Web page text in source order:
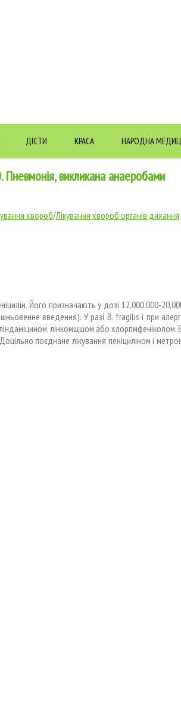
ДІЄТИ КРАСА НАРОДНА
Пневмонія, викликана анаеробами
хвороб/Лікування хвороб органів дихання
Його призначають у дозі 12,000,000-
введення). У разі В. fragilis і при
лінкомщшом або хлорпмфеніколом.
поєднане лікування пеніциліном і